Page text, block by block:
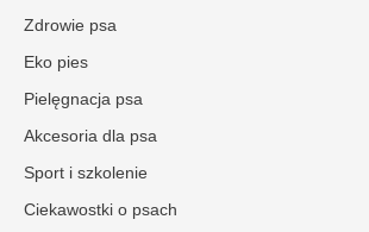
Zdrowie psa
Eko pies
Pielęgnacja psa
Akcesoria dla psa
Sport i szkolenie
Ciekawostki o psach